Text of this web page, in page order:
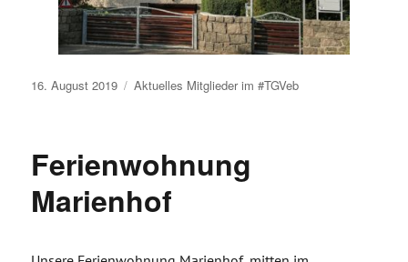
Veröffentlicht
16. August 2019 Aktuelles Mitglieder im #TGVeb
Ferienwohnung
Marienhof